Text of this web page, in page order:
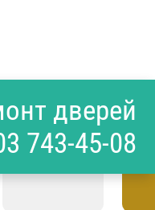
дверей
743-45-08